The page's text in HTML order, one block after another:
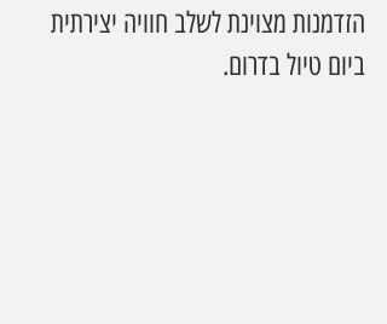
הזדמנות מצוינת לשלב חוויה יצירתית
ביום טיול בדרום.